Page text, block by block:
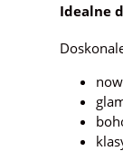
Idealne